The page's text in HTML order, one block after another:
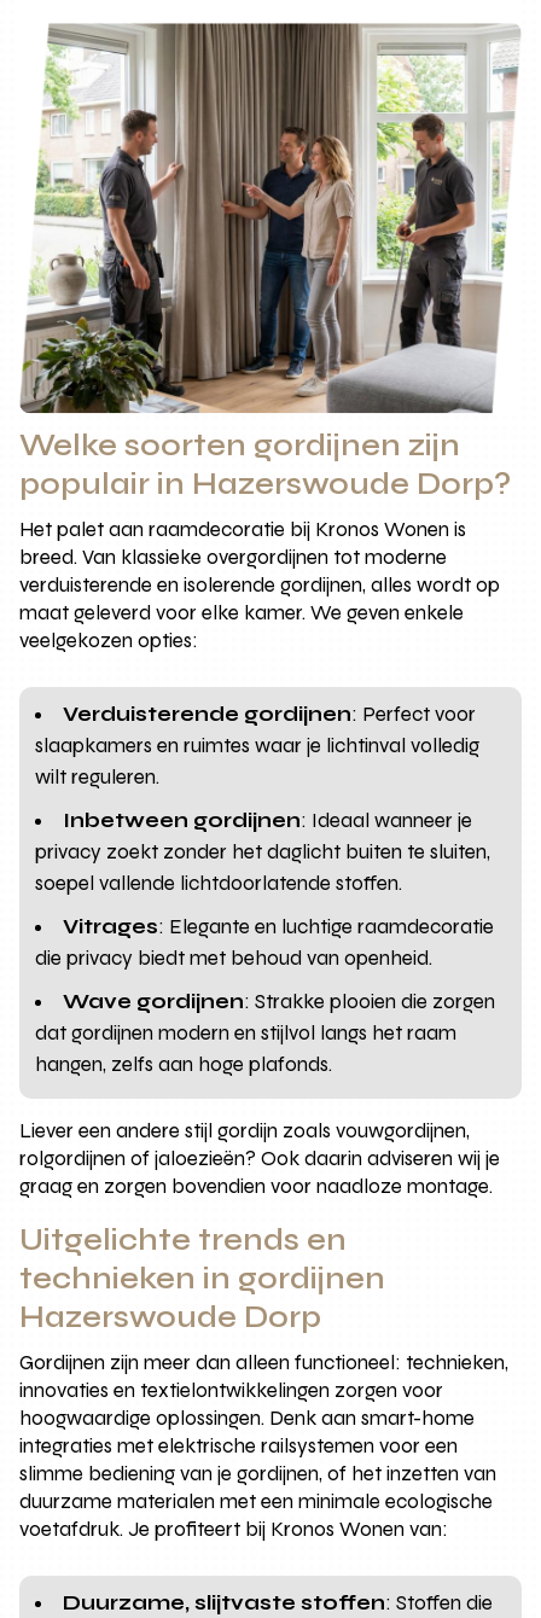
Welke soorten gordijnen zijn
populair in Hazerswoude Dorp?
Het palet aan raamdecoratie bij Kronos Wonen is
breed. Van klassieke overgordijnen tot moderne
verduisterende en isolerende gordijnen, alles wordt op
maat geleverd voor elke kamer. We geven enkele
veelgekozen opties:
Verduisterende gordijnen: Perfect voor
slaapkamers en ruimtes waar je lichtinval volledig
wilt reguleren.
Inbetween gordijnen: Ideaal wanneer je
privacy zoekt zonder het daglicht buiten te sluiten,
soepel vallende lichtdoorlatende stoffen.
Vitrages: Elegante en luchtige raamdecoratie
die privacy biedt met behoud van openheid.
Wave gordijnen: Strakke plooien die zorgen
dat gordijnen modern en stijlvol langs het raam
hangen, zelfs aan hoge plafonds.
Liever een andere stijl gordijn zoals vouwgordijnen,
rolgordijnen of jaloezieën? Ook daarin adviseren wij je
graag en zorgen bovendien voor naadloze montage.
Uitgelichte trends en
technieken in gordijnen
Hazerswoude Dorp
Gordijnen zijn meer dan alleen functioneel: technieken,
innovaties en textielontwikkelingen zorgen voor
hoogwaardige oplossingen. Denk aan smart-home
integraties met elektrische railsystemen voor een
slimme bediening van je gordijnen, of het inzetten van
duurzame materialen met een minimale ecologische
voetafdruk. Je profiteert bij Kronos Wonen van:
Duurzame, slijtvaste stoffen: Stoffen die